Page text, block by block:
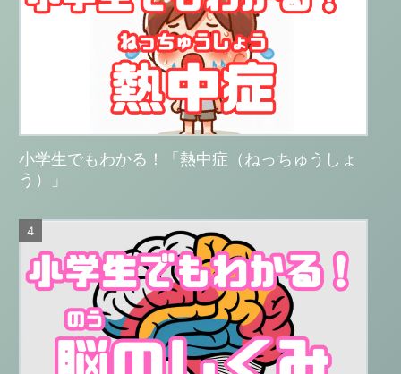
小学生でもわかる！「熱中症（ねっちゅうしょ
う）」